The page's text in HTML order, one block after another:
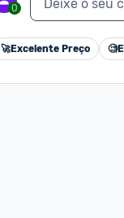
0 Deixe o seu
🚀Excelente Preço 🧐